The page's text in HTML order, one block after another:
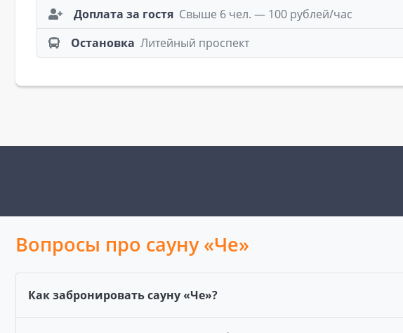
Доплата за гостя Свыше 6 чел. — 100 рублей/час
Остановка Литейный проспект
Вопросы про сауну «Че»
Как забронировать сауну «Че»?